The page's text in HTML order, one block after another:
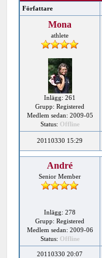
Författare
Mona
athlete
Inlägg: 261
Grupp: Registered
Medlem sedan: 2009-05
Status: Offline
20110330 15:29
André
Senior Member
Inlägg: 278
Grupp: Registered
Medlem sedan: 2009-06
Status: Offline
20110330 20:07